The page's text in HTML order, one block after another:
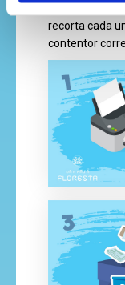
Agora,
recorta cada
contentor